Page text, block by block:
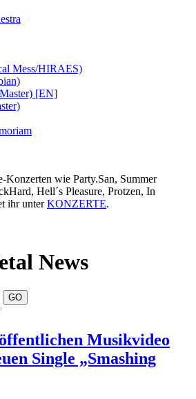
Mess/HIRAES)
[EN]
Konzerten wie Party.San, Summer
Hell´s Pleasure, Protzen, In
ihr unterKONZERTE.
News
Musikvideo
Single „Smashing